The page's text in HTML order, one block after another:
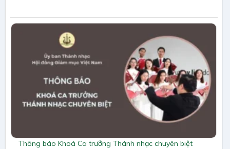
Thông báo Khoá Ca trưởng Thánh nhạc chuyên biệt